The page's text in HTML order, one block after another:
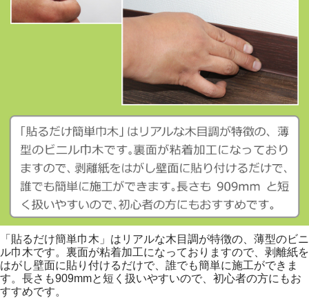
「貼るだけ簡単巾木」はリアルな木目調が特徴の、薄型のビニ
ル巾木です。裏面が粘着加工になっておりますので、剥離紙を
はがし壁面に貼り付けるだけで、誰でも簡単に施工ができま
す。長さも909mmと短く扱いやすいので、初心者の方にもお
すすめです。